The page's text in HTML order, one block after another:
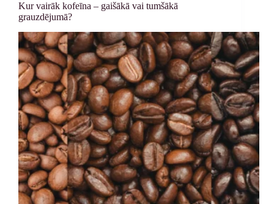
Kur vairāk kofeīna – gaišākā vai tumšākā
grauzdējumā?